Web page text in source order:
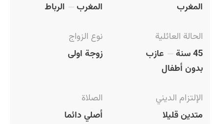
المغرب
المغرب
الرباط
الحالة العائلية
45 سنة
عازب
بدون أطفال
نوع الزواج
زوجة اولى
الإلتزام الديني
متدين قليلا
الصلاة
أصلي دائما